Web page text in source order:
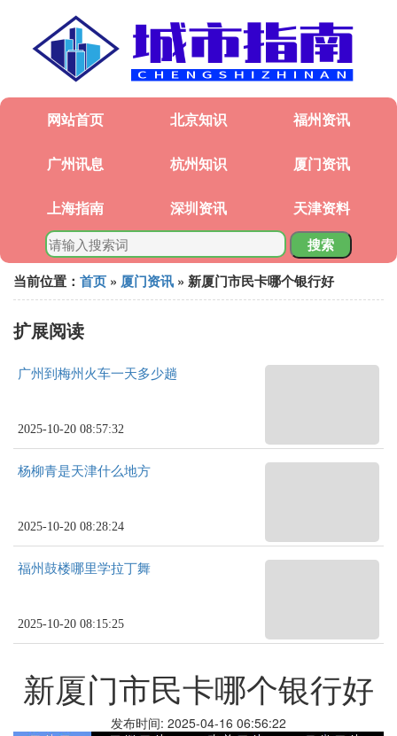
网站首页 北京知识 福州资讯
广州讯息 杭州知识 厦门资讯
上海指南 深圳资讯 天津资料
搜索
当前位置： 首页 » 厦门资讯 » 新厦门市民卡哪个银行好
扩展阅读
广州到梅州火车一天多少趟
2025-10-20 08:57:32
杨柳青是天津什么地方
2025-10-20 08:28:24
福州鼓楼哪里学拉丁舞
2025-10-20 08:15:25
新厦门市民卡哪个银行好
发布时间: 2025-04-16 06:56:22